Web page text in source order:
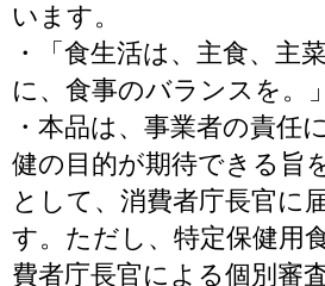
います。
・「食生活は、主食、主
に、食事のバランスを。」
・本品は、事業者の責任
健の目的が期待できる旨
として、消費者庁長官に
す。ただし、特定保健用
費者庁長官による個別審